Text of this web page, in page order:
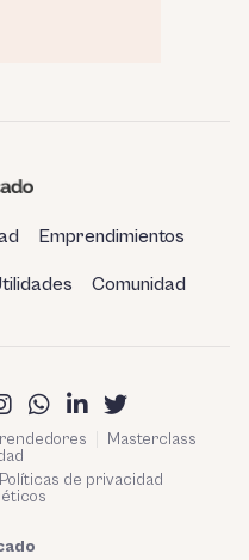
Emprendimientos
Comunidad
Masterclass
Políticas de privacidad